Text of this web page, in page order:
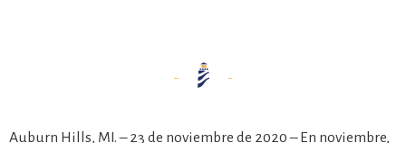
Auburn Hills, MI. – 23 de noviembre de 2020 – En noviembre,